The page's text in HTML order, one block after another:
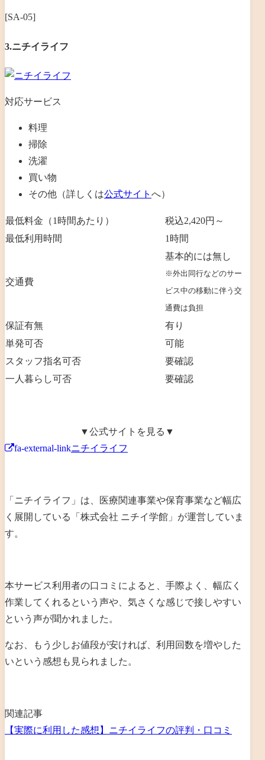
[SA-05]
3.ニチイライフ
対応サービス
料理
掃除
洗濯
買い物
その他（詳しくは公式サイト へ）
最低料金（1時間あたり）
税込2,420円～
最低利用時間
1時間
交通費
基本的には無し
※外出同行などのサー
ビス中の移動に伴う交
通費は負担
保証有無
有り
単発可否
可能
スタッフ指名可否
要確認
一人暮らし可否
要確認
▼公式サイトを見る▼
fa-external-linkニチイライフ
「ニチイライフ」は、
医療関連事業や保育事業など幅広
く展開 している「 株式会社 ニチイ学館 」が運営していま
す。
本サービス利用者の口コミによると、手際よく、幅広く
作業してくれるという声や、気さくな感じで接しやすい
という声が聞かれました。
なお、もう少しお値段が安ければ、利用回数を増やした
いという感想も見られました。
関連記事
【実際に利用した感想】ニチイライフの評判・口コミ